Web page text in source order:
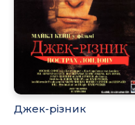
Джек-різник